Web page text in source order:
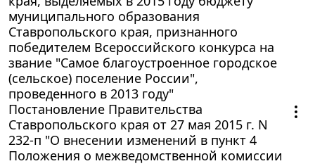
муниципального образования
Ставропольского края, признанного
победителем Всероссийского конкурса на
звание "Самое благоустроенное городское
(сельское) поселение России",
проведенного в 2013 году"
Постановление Правительства
Ставропольского края от 27 мая 2015 г. N
232-п "О внесении изменений в пункт 4
Положения о межведомственной комиссии